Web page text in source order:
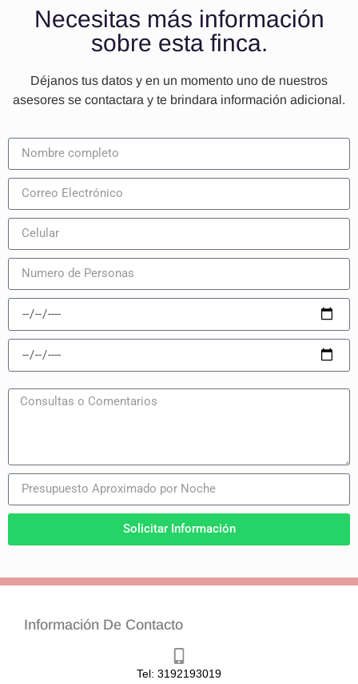
Necesitas más información
sobre esta finca.
Déjanos tus datos y en un momento uno de nuestros
asesores se contactara y te brindara información adicional.
Solicitar Información
Información De Contacto
Tel: 3192193019